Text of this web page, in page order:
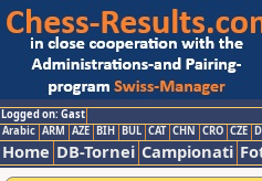
Logged on: Gast
Arabic ARM AZE BIH BUL CAT CHN CRO CZE
Home DB-Tornei Campionati